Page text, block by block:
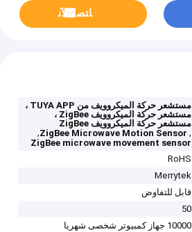
ﺎﺘﺼﻟ ﺍﻶﻧ
مستشعر حركة الميكروويف من TUYA APP ،
مستشعر حركة الميكروويف ZigBee ،
مستشعر حركة الميكروويف ZigBee
,
ZigBee Microwave Motion Sensor
,
ZigBee microwave movement sensor
RoHS
Merrytek
قابل للتفاوض
50
10000 جهاز كمبيوتر شخصى شهريا